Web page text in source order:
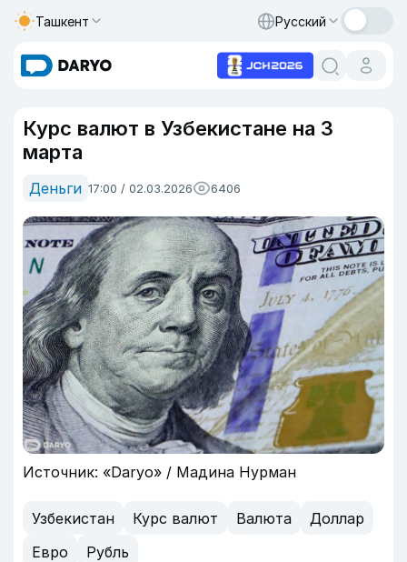
Ташкент Русский
Курс валют в Узбекистане на 3
марта
Деньги 17:00 / 02.03.2026 6406
Источник: «Daryo» / Мадина Нурман
Узбекистан Курс валют Валюта
Доллар
Евро
Рубль